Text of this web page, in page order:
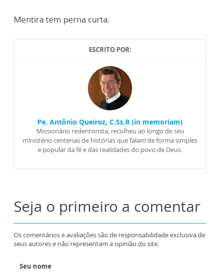
Mentira tem perna curta.
ESCRITO POR:
Pe. Antônio Queiroz, C.Ss.R (in memoriam)
Missionário redentorista, recolheu ao longo de seu
ministério centenas de histórias que falam de forma simples
e popular da fé e das realidades do povo de Deus.
Seja o primeiro a comentar
Os comentários e avaliações são de responsabilidade exclusiva de
seus autores e não representam a opinião do site.
Seu nome